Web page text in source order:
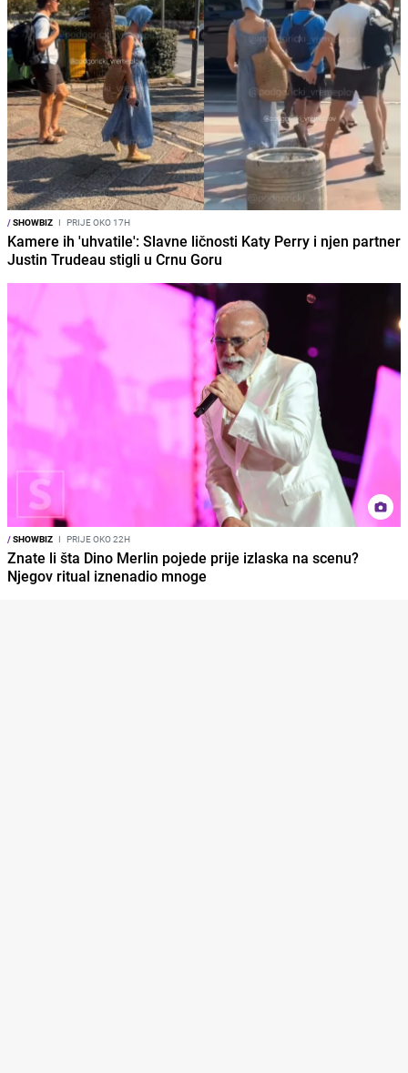
/SHOWBIZ I PRIJE OKO 17H
Kamere ih 'uhvatile': Slavne ličnosti Katy Perry i njen partner
Justin Trudeau stigli u Crnu Goru
/SHOWBIZ I PRIJE OKO 22H
Znate li šta Dino Merlin pojede prije izlaska na scenu?
Njegov ritual iznenadio mnoge